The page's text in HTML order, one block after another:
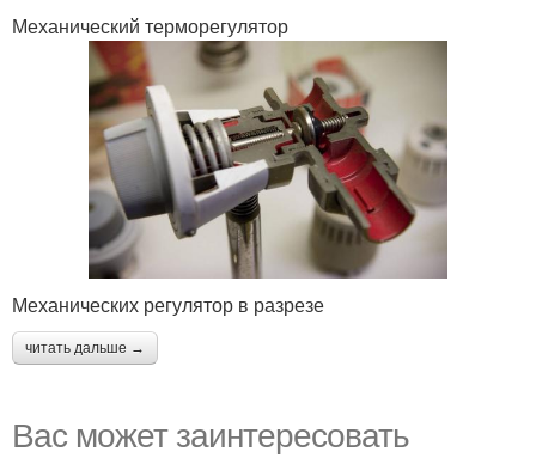
Механический терморегулятор
Механических регулятор в разрезе
читать дальше →
Вас может заинтересовать